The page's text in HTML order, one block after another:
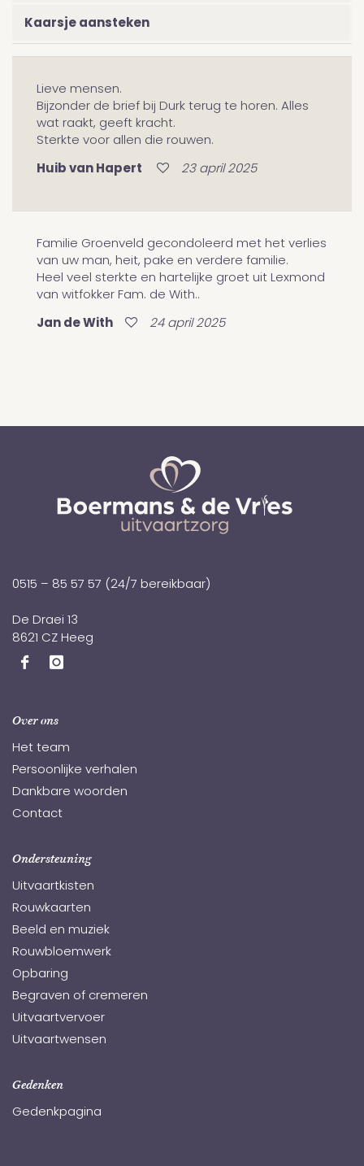
Kaarsje aansteken
Lieve mensen.
Bijzonder de brief bij Durk terug te horen. Alles
wat raakt, geeft kracht.
Sterkte voor allen die rouwen.
Huib van Hapert 23 april 2025
Familie Groenveld gecondoleerd met het verlies
van uw man, heit, pake en verdere familie.
Heel veel sterkte en hartelijke groet uit Lexmond
van witfokker Fam. de With..
Jan de With 24 april 2025
0515 – 85 57 57 (24/7 bereikbaar)
De Draei 13
8621 CZ Heeg
Over ons
Het team
Persoonlijke verhalen
Dankbare woorden
Contact
Ondersteuning
Uitvaartkisten
Rouwkaarten
Beeld en muziek
Rouwbloemwerk
Opbaring
Begraven of cremeren
Uitvaartvervoer
Uitvaartwensen
Gedenken
Gedenkpagina